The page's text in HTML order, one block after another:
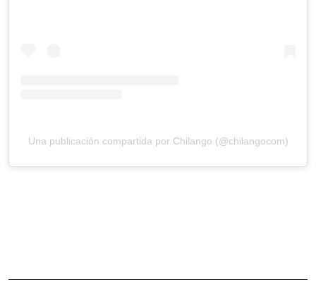
Una publicación compartida por Chilango (@chilangocom)